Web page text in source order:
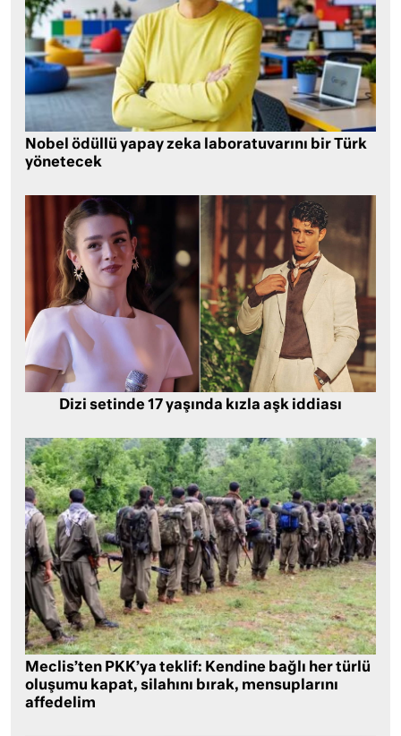
Nobel ödüllü yapay zeka laboratuvarını bir Türk
yönetecek
Dizi setinde 17 yaşında kızla aşk iddiası
Meclis’ten PKK’ya teklif: Kendine bağlı her türlü
oluşumu kapat, silahını bırak, mensuplarını
affedelim